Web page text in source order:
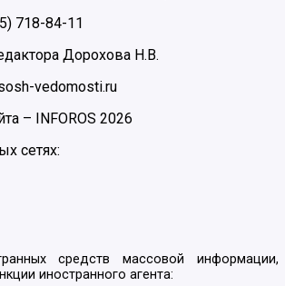
718-84-11
Дорохова Н.В.
vedomosti.ru
– INFOROS 2026
сетях:
средств массовой информации,
иностранного агента: